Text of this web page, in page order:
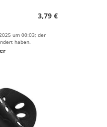
3,79 €
um 00:03; der
haben.